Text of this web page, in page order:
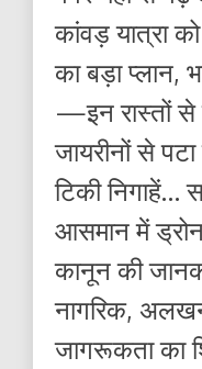
कांवड़ यात्रा
का बड़ा प्लान,
—इन रास्तों से
जायरीनों से
टिकी निगाहें…
आसमान में
कानून की
नागरिक,
जागरूकता का